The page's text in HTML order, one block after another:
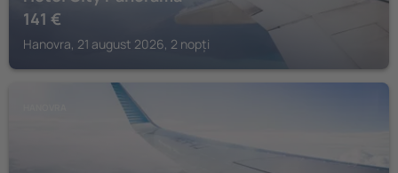
141 €
Hanovra, 21 august 2026, 2 nopți